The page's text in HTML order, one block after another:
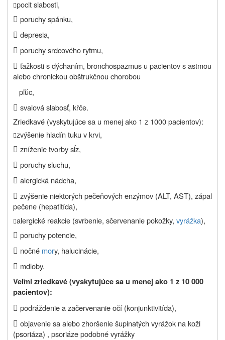
pocit slabosti,
 poruchy spánku,
 depresia,
 poruchy srdcového rytmu,
 ťažkosti s dýchaním, bronchospazmus u pacientov s astmou
alebo chronickou obštrukčnou chorobou
pľúc,
 svalová slabosť, kŕče.
Zriedkavé (vyskytujúce sa u menej ako 1 z 1000 pacientov):
zvýšenie hladín tuku v krvi,
 zníženie tvorby sĺz,
 poruchy sluchu,
 alergická nádcha,
 zvýšenie niektorých pečeňových enzýmov (ALT, AST), zápal
pečene (hepatitída),
alergické reakcie (svrbenie, sčervenanie pokožky, vyrážka),
 poruchy potencie,
 nočné mory, halucinácie,
 mdloby.
Veľmi zriedkavé (vyskytujúce sa u menej ako 1 z 10 000
pacientov):
 podráždenie a začervenanie očí (konjunktivitída),
 objavenie sa alebo zhoršenie šupinatých vyrážok na koži
(psoriáza) , psoriáze podobné vyrážky